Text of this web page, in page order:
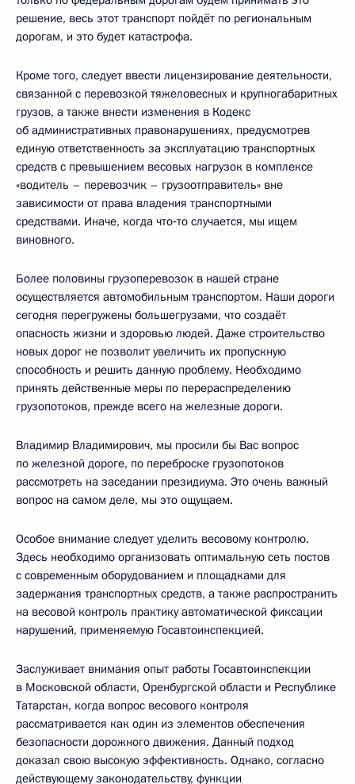
решение, весь этот транспорт пойдёт по региональным
дорогам, и это будет катастрофа.
Кроме того, следует ввести лицензирование деятельности,
связанной с перевозкой тяжеловесных и крупногабаритных
грузов, а также внести изменения в Кодекс
об административных правонарушениях, предусмотрев
единую ответственность за эксплуатацию транспортных
средств с превышением весовых нагрузок в комплексе
«водитель – перевозчик – грузоотправитель» вне
зависимости от права владения транспортными
средствами. Иначе, когда что‑то случается, мы ищем
виновного.
Более половины грузоперевозок в нашей стране
осуществляется автомобильным транспортом. Наши дороги
сегодня перегружены большегрузами, что создаёт
опасность жизни и здоровью людей. Даже строительство
новых дорог не позволит увеличить их пропускную
способность и решить данную проблему. Необходимо
принять действенные меры по перераспределению
грузопотоков, прежде всего на железные дороги.
Владимир Владимирович, мы просили бы Вас вопрос
по железной дороге, по переброске грузопотоков
рассмотреть на заседании президиума. Это очень важный
вопрос на самом деле, мы это ощущаем.
Особое внимание следует уделить весовому контролю.
Здесь необходимо организовать оптимальную сеть постов
с современным оборудованием и площадками для
задержания транспортных средств, а также распространить
на весовой контроль практику автоматической фиксации
нарушений, применяемую Госавтоинспекцией.
Заслуживает внимания опыт работы Госавтоинспекции
в Московской области, Оренбургской области и Республике
Татарстан, когда вопрос весового контроля
рассматривается как один из элементов обеспечения
безопасности дорожного движения. Данный подход
доказал свою высокую эффективность. Однако, согласно
действующему законодательству, функции